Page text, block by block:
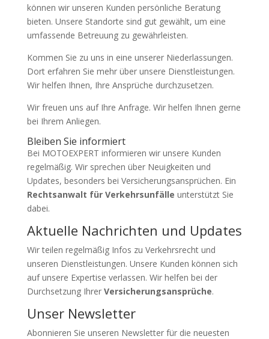
können wir unseren Kunden persönliche Beratung
bieten. Unsere Standorte sind gut gewählt, um eine
umfassende Betreuung zu gewährleisten.
Kommen Sie zu uns in eine unserer Niederlassungen.
Dort erfahren Sie mehr über unsere Dienstleistungen.
Wir helfen Ihnen, Ihre Ansprüche durchzusetzen.
Wir freuen uns auf Ihre Anfrage. Wir helfen Ihnen gerne
bei Ihrem Anliegen.
Bleiben Sie informiert
Bei MOTOEXPERT informieren wir unsere Kunden
regelmäßig. Wir sprechen über Neuigkeiten und
Updates, besonders bei Versicherungsansprüchen. Ein
Rechtsanwalt für Verkehrsunfälle unterstützt Sie
dabei.
Aktuelle Nachrichten und Updates
Wir teilen regelmäßig Infos zu Verkehrsrecht und
unseren Dienstleistungen. Unsere Kunden können sich
auf unsere Expertise verlassen. Wir helfen bei der
Durchsetzung Ihrer Versicherungsansprüche.
Unser Newsletter
Abonnieren Sie unseren Newsletter für die neuesten